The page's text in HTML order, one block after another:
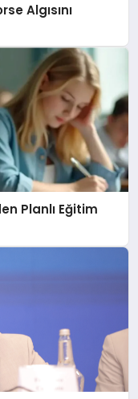
Algısını
Planlı Eğitim